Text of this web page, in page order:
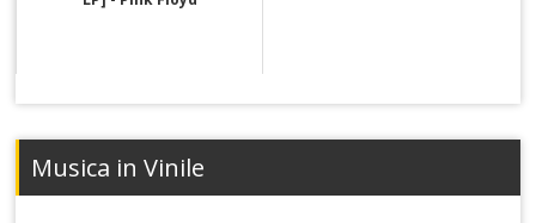
Musica in Vinile